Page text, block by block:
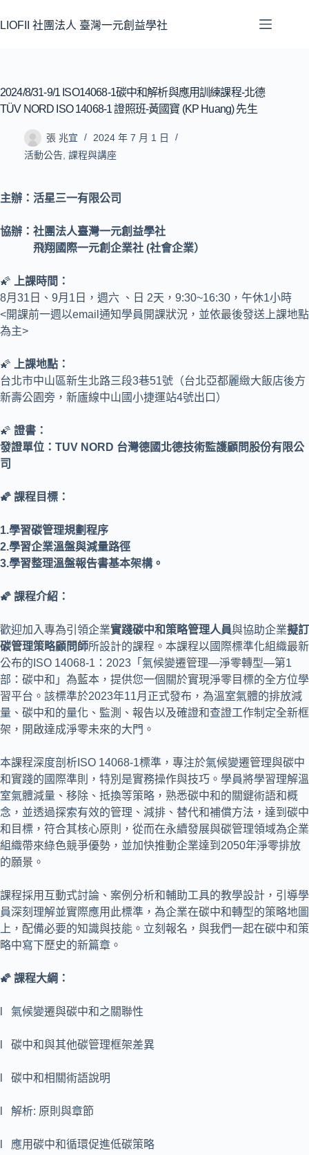
LIOFII 社團法人 臺灣一元創益學社
2024/8/31-9/1 ISO14068-1碳中和解析與應用訓練課程-北德
TÜV NORD ISO 14068-1 證照班-黃國寶 (KP Huang) 先生
張 兆宜
2024 年 7 月 1 日
活動公告 課程與講座
主辦：活星三一有限公司
協辦：社團法人臺灣一元創益學社
飛翔國際一元創企業社 (社會企業）
🌠
上課時間：
8月31日、9月1日，週六 、日 2天，9:30~16:30，午休1小時
<開課前一週以email通知學員開課狀況，並依最後發送上課地點
為主>
🌠
上課地點：
台北市中山區新生北路三段3巷51號（台北亞都麗緻大飯店後方
新壽公園旁，新廬線中山國小捷運站4號出口）
🌠 證書：
發證單位：TUV NORD 台灣德國北德技術監護顧問股份有限公
司
🌠 課程目標：
1.學習碳管理規劃程序
2.學習企業溫盤與減量路徑
3.學習整理溫盤報告書基本架構。
🌠 課程介紹：
歡迎加入專為引領企業實踐碳中和策略管理人員與協助企業擬訂
碳管理策略顧問師所設計的課程。本課程以國際標準化組織最新
公布的ISO 14068-1：2023「氣候變遷管理—淨零轉型—第1
部：碳中和」為藍本，提供您一個關於實現淨零目標的全方位學
習平台。該標準於2023年11月正式發布，為溫室氣體的排放減
量、碳中和的量化、監測、報告以及確證和查證工作制定全新框
架，開啟達成淨零未來的大門。
本課程深度剖析ISO 14068-1標準，專注於氣候變遷管理與碳中
和實踐的國際準則，特別是實務操作與技巧。學員將學習理解溫
室氣體減量、移除、抵換等策略，熟悉碳中和的關鍵術語和概
念，並透過探索有效的管理、減排、替代和補償方法，達到碳中
和目標，符合其核心原則，從而在永續發展與碳管理領域為企業
組織帶來綠色競爭優勢，並加快推動企業達到2050年淨零排放
的願景。
課程採用互動式討論、案例分析和輔助工具的教學設計，引導學
員深刻理解並實際應用此標準，為企業在碳中和轉型的策略地圖
上，配備必要的知識與技能。立刻報名，與我們一起在碳中和策
略中寫下歷史的新篇章。
🌠 課程大綱：
l 氣候變遷與碳中和之關聯性
l 碳中和與其他碳管理框架差異
l 碳中和相關術語說明
l 解析: 原則與章節
l 應用碳中和循環促進低碳策略